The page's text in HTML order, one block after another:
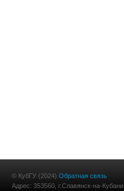
© КубГУ (2024) Обратная связь
Адрес: 353560, г.Славянск-на-